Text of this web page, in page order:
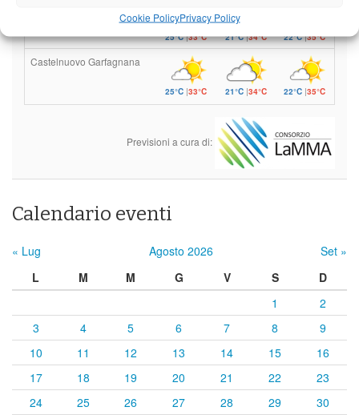
Cookie PolicyPrivacy Policy
25°C|33°C 21°C|34°C 22°C|35°C
Castelnuovo Garfagnana
25°C|33°C 21°C|34°C 22°C |35°C
Previsioni a cura di:
Calendario eventi
« Lug Agosto 2026
Set »
L
M M G V S
D
1
2
3
4 5 6 7 8
9
10
11 12 13 14 15
16
17
18 19 20 21 22
23
24
25 26 27 28 29
30